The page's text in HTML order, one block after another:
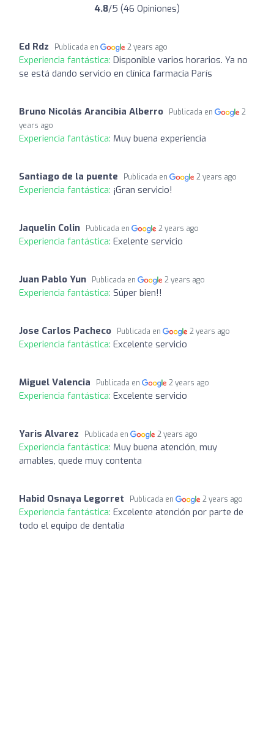
4.8/5 (46 Opiniones)
Ed Rdz Publicada en 2 years ago
Experiencia fantástica: Disponible varios horarios. Ya no
se está dando servicio en clínica farmacia París
Bruno Nicolás Arancibia Alberro Publicada en
2
years ago
Experiencia fantástica: Muy buena experiencia
Santiago de la puente Publicada en 2 years ago
Experiencia fantástica: ¡Gran servicio!
Jaquelin Colin Publicada en 2 years ago
Experiencia fantástica: Exelente servicio
Juan Pablo Yun Publicada en 2 years ago
Experiencia fantástica: Súper bien!!
Jose Carlos Pacheco Publicada en 2 years ago
Experiencia fantástica: Excelente servicio
Miguel Valencia Publicada en 2 years ago
Experiencia fantástica: Excelente servicio
Yaris Alvarez Publicada en 2 years ago
Experiencia fantástica: Muy buena atención, muy
amables, quede muy contenta
Habid Osnaya Legorret Publicada en 2 years ago
Experiencia fantástica: Excelente atención por parte de
todo el equipo de dentalia